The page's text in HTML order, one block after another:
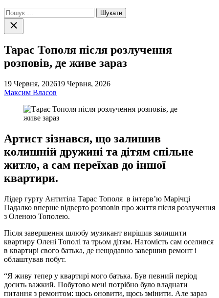
Пошук:
Закрити
пошук
Тарас Тополя після розлучення
розповів, де живе зараз
19 Червня, 202619 Червня, 2026
Максим Власов
Артист зізнався, що залишив
колишній дружині та дітям спільне
житло, а сам переїхав до іншої
квартири.
Лідер гурту Антитіла Тарас Тополя в інтерв’ю Марічці
Падалко вперше відверто розповів про життя після розлучення
з Оленою Тополею.
Після завершення шлюбу музикант вирішив залишити
квартиру Олені Тополі та трьом дітям. Натомість сам оселився
в квартирі свого батька, де нещодавно завершив ремонт і
облаштував побут.
“Я живу тепер у квартирі мого батька. Був певний період
досить важкий. Побутово мені потрібно було владнати
питання з ремонтом: щось оновити, щось змінити. Але зараз